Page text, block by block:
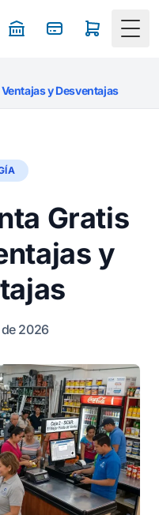
y Desventajas
Gratis
y
2026